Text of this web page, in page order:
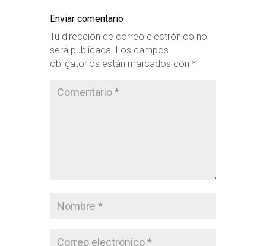
Enviar comentario
Tu dirección de correo electrónico no
será publicada. Los campos
obligatorios están marcados con *